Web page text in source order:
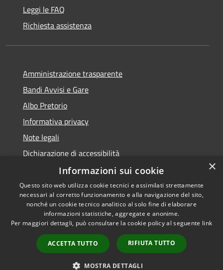
Leggi le FAQ
Richiesta assistenza
Amministrazione trasparente
Bandi Avvisi e Gare
Albo Pretorio
Informativa privacy
Note legali
Dichiarazione di accessibilità
Accessibilità
Privacy
Mappa del sito
Piano di miglioramento
Copyright © 2026 • Comune di
Forlì • Powered by
Municipium•Accesso
redazione
×
Informazioni sui cookie
Questo sito web utilizza cookie tecnici e assimilati strettamente
necessari al corretto funzionamento e alla navigazione del sito,
nonché un cookie tecnico analitico al solo fine di elaborare
informazioni statistiche, aggregate e anonime.
Per maggiori dettagli, può consultare la cookie policy al seguente link
ACCETTA TUTTO RIFIUTA TUTTO
MOSTRA DETTAGLI